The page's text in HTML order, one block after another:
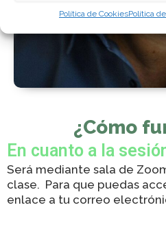
Política de CookiesPolítica
¿Cómo
En cuanto a la
Será mediante sala de
clase. Para que puedas
enlace a tu correo